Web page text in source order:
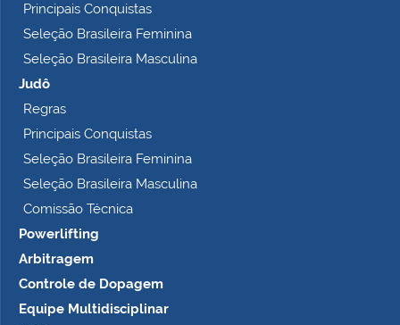
Principais Conquistas
Seleção Brasileira Feminina
Seleção Brasileira Masculina
Judô
Regras
Principais Conquistas
Seleção Brasileira Feminina
Seleção Brasileira Masculina
Comissão Técnica
Powerlifting
Arbitragem
Controle de Dopagem
Equipe Multidisciplinar